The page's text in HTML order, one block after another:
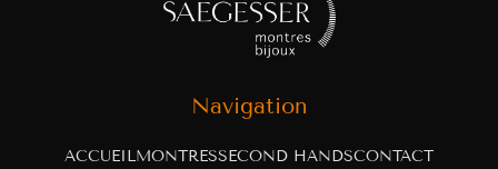
Navigation
ACCUEILMONTRESSECOND HANDSCONTACT